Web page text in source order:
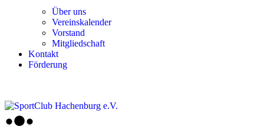
Über uns
Ver­einska­len­der
Vor­stand
Mit­glied­schaft
Kon­takt
För­de­rung